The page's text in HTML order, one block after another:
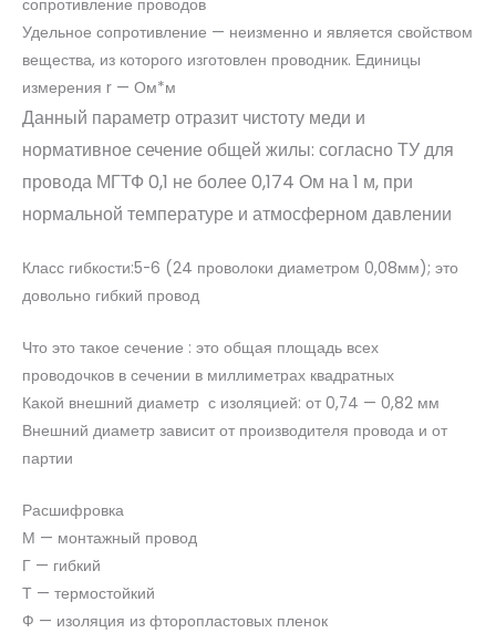
сопротивление проводов
Удельное сопротивление — неизменно и является свойством
вещества, из которого изготовлен проводник. Единицы
измерения r — Ом*м
Данный параметр отразит чистоту меди и
нормативное сечение общей жилы: согласно ТУ для
провода МГТФ 0,1 не более 0,174 Ом на 1 м, при
нормальной температуре и атмосферном давлении
Класс гибкости:5-6 (24 проволоки диаметром 0,08мм); это
довольно гибкий провод
Что это такое сечение : это общая площадь всех
проводочков в сечении в миллиметрах квадратных
Какой внешний диаметр с изоляцией: от 0,74 — 0,82 мм
Внешний диаметр зависит от производителя провода и от
партии
Расшифровка
М — монтажный провод
Г — гибкий
Т — термостойкий
Ф — изоляция из фторопластовых пленок